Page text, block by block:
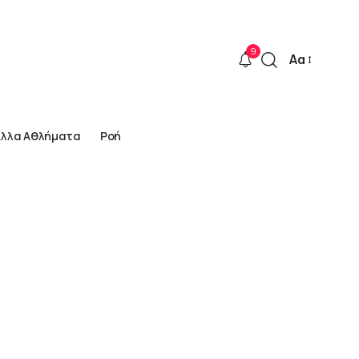
9
Font
Αα
Αθλήματα Ροή